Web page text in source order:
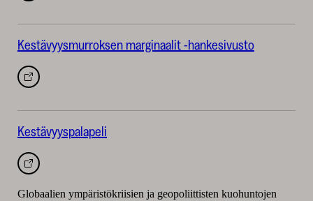
uuteen
Kestävyysmurroksen marginaalit -hankesivusto
Avautuu
uuteen
Kestävyyspalapeli
Avautuu
uuteen
välilehteen
Globaalien ympäristökriisien ja geopoliittisten kuohuntojen